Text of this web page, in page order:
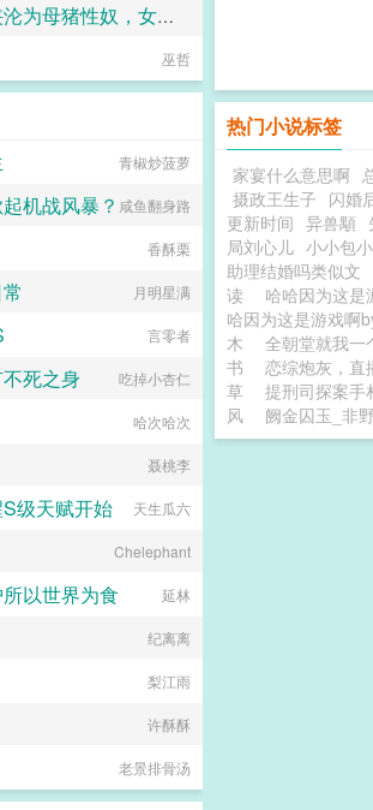
热门小说标签
家宴什么意思啊
摄政王生子 闪婚
更新时间 异兽顒
局刘心儿 小小包
助理结婚吗类似文
读
哈哈因为这是
哈因为这是游戏啊
木
全朝堂就我一
书
恋综炮灰，直
草
提刑司探案手
风
阙金囚玉_非
失手被抓的妖艳女侠沦为母猪性奴，女儿师妹最终也落入魔掌？
可能是显像管
巫哲
青椒炒菠萝
机战风暴？ 咸鱼翻身路
香酥栗
月明星满
言零者
死之身 吃掉小杏仁
哈次哈次
聂桃李
级天赋开始 天生瓜六
Chelephant
以世界为食 延林
纪离离
梨江雨
许酥酥
老景排骨汤